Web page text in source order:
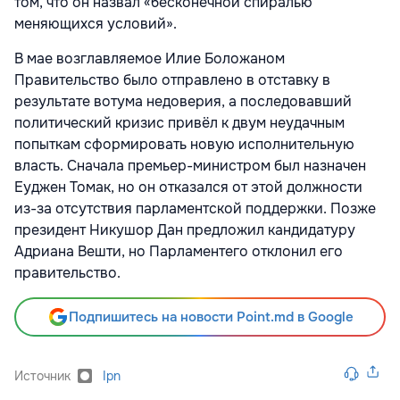
меняющихся условий».
В мае возглавляемое Илие Боложаном
Правительство было отправлено в отставку в
результате вотума недоверия, а последовавший
политический кризис привёл к двум неудачным
попыткам сформировать новую исполнительную
власть. Сначала премьер-министром был назначен
Еуджен Томак, но он отказался от этой должности
из-за отсутствия парламентской поддержки. Позже
президент Никушор Дан предложил кандидатуру
Адриана Вешти, но Парламентего отклонил его
правительство.
Подпишитесь на новости Point.md в Google
Источник Ipn